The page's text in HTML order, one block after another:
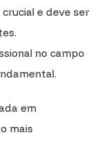
e deve ser
no campo
em
mais